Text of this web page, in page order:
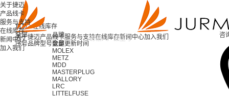
关于捷迈产品线卡服务与支持在线库存新闻中心加入我们
关于捷迈
产品线卡
服务与支持
在线库存
新闻中心
加入我们
首页 >在线库存
咨
全部
品牌
全部
MOLEX
METZ
MDD
MASTERPLUG
MALLORY
LRC
LITTELFUSE
序号品牌型号数量更新时间